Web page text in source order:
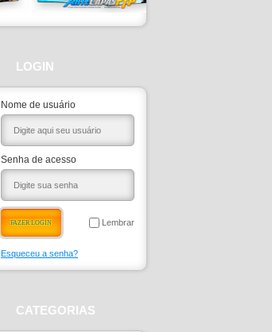
LOGIN
Nome de usuário
Senha de acesso
Lembrar
Esqueceu a senha?
CATEGORIAS